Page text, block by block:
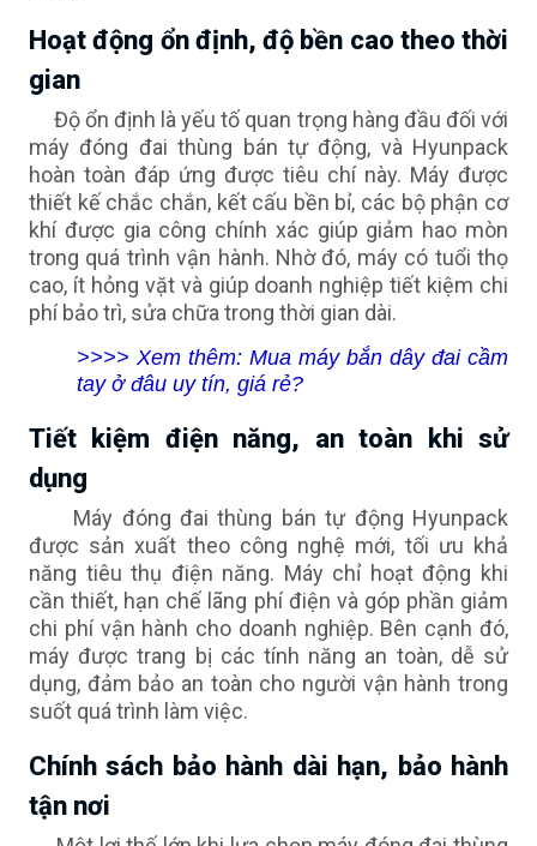
Hoạt động ổn định, độ bền cao theo thời
gian
Độ ổn định là yếu tố quan trọng hàng đầu đối với
máy đóng đai thùng bán tự động, và Hyunpack
hoàn toàn đáp ứng được tiêu chí này. Máy được
thiết kế chắc chắn, kết cấu bền bỉ, các bộ phận cơ
khí được gia công chính xác giúp giảm hao mòn
trong quá trình vận hành. Nhờ đó, máy có tuổi thọ
cao, ít hỏng vặt và giúp doanh nghiệp tiết kiệm chi
phí bảo trì, sửa chữa trong thời gian dài.
>>>> Xem thêm: Mua máy bắn dây đai cầm
tay ở đâu uy tín, giá rẻ?
Tiết kiệm điện năng, an toàn khi sử
dụng
Máy đóng đai thùng bán tự động Hyunpack
được sản xuất theo công nghệ mới, tối ưu khả
năng tiêu thụ điện năng. Máy chỉ hoạt động khi
cần thiết, hạn chế lãng phí điện và góp phần giảm
chi phí vận hành cho doanh nghiệp. Bên cạnh đó,
máy được trang bị các tính năng an toàn, dễ sử
dụng, đảm bảo an toàn cho người vận hành trong
suốt quá trình làm việc.
Chính sách bảo hành dài hạn, bảo hành
tận nơi